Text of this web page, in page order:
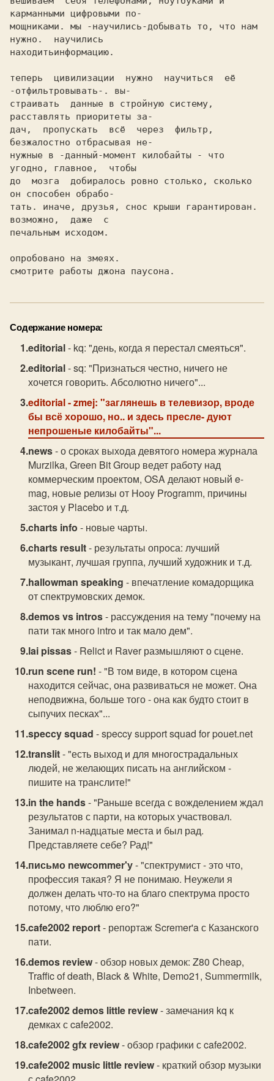
карманными цифровыми по-
мощниками. мы -научились-добывать то, что нам
нужно.  научились
находитьинформацию.
теперь  цивилизации  нужно  научиться  её
-отфильтровывать-. вы-
страивать  данные в стройную систему,
расставлять приоритеты за-
дач,  пропускать  всё  через  фильтр,
безжалостно отбрасывая не-
нужные в -данный-момент килобайты - что
угодно, главное,  чтобы
до  мозга  добиралось ровно столько, сколько
он способен обрабо-
тать. иначе, друзья, снос крыши гарантирован.
возможно,  даже  с
печальным исходом.
опробовано на змеях.
смотрите работы джона паусона.
Содержание номера:
editorial- kq: "день, когда я перестал смеяться".
editorial- sq: "Признаться честно, ничего не
хочется говорить. Абсолютно ничего"...
editorial- zmej: "заглянешь в телевизор, вроде
бы всё хорошо, но.. и здесь пресле- дуют
непрошеные килобайты"...
news- о сроках выхода девятого номера журнала
Murzilka, Green Bit Group ведет работу над
коммерческим проектом, OSA делают новый e-
mag, новые релизы от Hooy Programm, причины
застоя у Placebo и т.д.
charts info - новые чарты.
charts result- результаты опроса: лучший
музыкант, лучшая группа, лучший художник и т.д.
hallowman speaking - впечатление комадорщика
от спектрумовских демок.
demos vs intros- рассуждения на тему "почему на
пати так много intro и так мало дем".
lai pissas- Relict и Raver размышляют о сцене.
run scene run! - "В том виде, в котором сцена
находится сейчас, она развиваться не может. Она
неподвижна, больше того - она как будто стоит в
сыпучих песках"...
speccy squad - speccy support squad for pouet.net
translit- "есть выход и для многострадальных
людей, не желающих писать на английском -
пишите на транслите!"
in the hands- "Раньше всегда с вожделением ждал
результатов с парти, на которых участвовал.
Занимал n-надцатые места и был рад.
Представляете себе? Рад!"
письмо newcommer'у- "спектрумист - это что,
профессия такая? Я не понимаю. Неужели я
должен делать что-то на благо спектрума просто
потому, что люблю его?"
cafe2002 report- репортаж Scremer'a с Казанского
пати.
demos review- обзор новых демок: Z80 Cheap,
Traffic of death, Black & White, Demo21, Summermilk,
Inbetween.
cafe2002 demos little review- замечания kq к
демках с cafe2002.
cafe2002 gfx review- обзор графики с cafe2002.
cafe2002 music little review- краткий обзор музыки